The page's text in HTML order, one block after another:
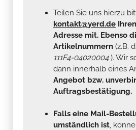
Teilen Sie uns hierzu
kontakt@yerd.de
Adresse mit. Ebenso
Artikelnummern (z.B.
111F4-04020004). Wir
dann innerhalb eines
Angebot bzw.
Auftragsbestätigung.
Falls eine Mail-
umständlich ist,